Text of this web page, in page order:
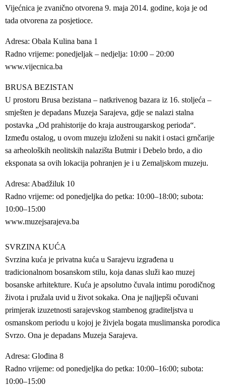
Vijećnica je zvanično otvorena 9. maja 2014. godine, koja je od
tada otvorena za posjetioce.
Adresa: Obala Kulina bana 1
Radno vrijeme: ponedjeljak – nedjelja: 10:00 – 20:00
www.vijecnica.ba
BRUSA BEZISTAN
U prostoru Brusa bezistana – natkrivenog bazara iz 16. stoljeća –
smješten je depadans Muzeja Sarajeva, gdje se nalazi stalna
postavka „Od prahistorije do kraja austrougarskog perioda“.
Između ostalog, u ovom muzeju izloženi su nakit i ostaci grnčarije
sa arheoloških neolitskih nalazišta Butmir i Debelo brdo, a dio
eksponata sa ovih lokacija pohranjen je i u Zemaljskom muzeju.
Adresa: Abadžiluk 10
Radno vrijeme: od ponedjeljka do petka: 10:00–18:00; subota:
10:00–15:00
www.muzejsarajeva.ba
SVRZINA KUĆA
Svrzina kuća je privatna kuća u Sarajevu izgrađena u
tradicionalnom bosanskom stilu, koja danas služi kao muzej
bosanske arhitekture. Kuća je apsolutno čuvala intimu porodičnog
života i pružala uvid u život sokaka. Ona je najljepši očuvani
primjerak izuzetnosti sarajevskog stambenog graditeljstva u
osmanskom periodu u kojoj je živjela bogata muslimanska porodica
Svrzo. Ona je depadans Muzeja Sarajeva.
Adresa: Glođina 8
Radno vrijeme: od ponedjeljka do petka: 10:00–16:00; subota:
10:00–15:00